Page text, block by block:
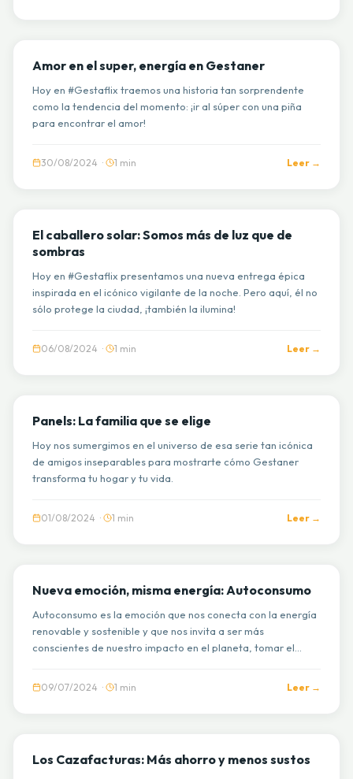
Amor en el super, energía en Gestaner
Hoy en #Gestaflix traemos una historia tan sorprendente
como la tendencia del momento: ¡ir al súper con una piña
para encontrar el amor!
30/08/2024 · 1 min Leer →
El caballero solar: Somos más de luz que de
sombras
Hoy en #Gestaflix presentamos una nueva entrega épica
inspirada en el icónico vigilante de la noche. Pero aquí, él no
sólo protege la ciudad, ¡también la ilumina!
06/08/2024 · 1 min Leer →
Panels: La familia que se elige
Hoy nos sumergimos en el universo de esa serie tan icónica
de amigos inseparables para mostrarte cómo Gestaner
transforma tu hogar y tu vida.
01/08/2024 · 1 min Leer →
Nueva emoción, misma energía: Autoconsumo
Autoconsumo es la emoción que nos conecta con la energía
renovable y sostenible y que nos invita a ser más
conscientes de nuestro impacto en el planeta, tomar el
09/07/2024 · 1 min Leer →
Los Cazafacturas: Más ahorro y menos sustos